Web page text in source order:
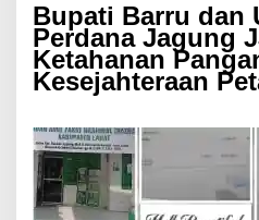
Bupati Barru dan
Perdana Jagung
Ketahanan
Kesejahteraan